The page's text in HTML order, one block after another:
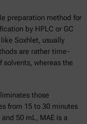
preparation method for
by HPLC or GC
Soxhlet, usually
are rather time-
whereas the
those
from 15 to 30 minutes
50 mL, MAE is a